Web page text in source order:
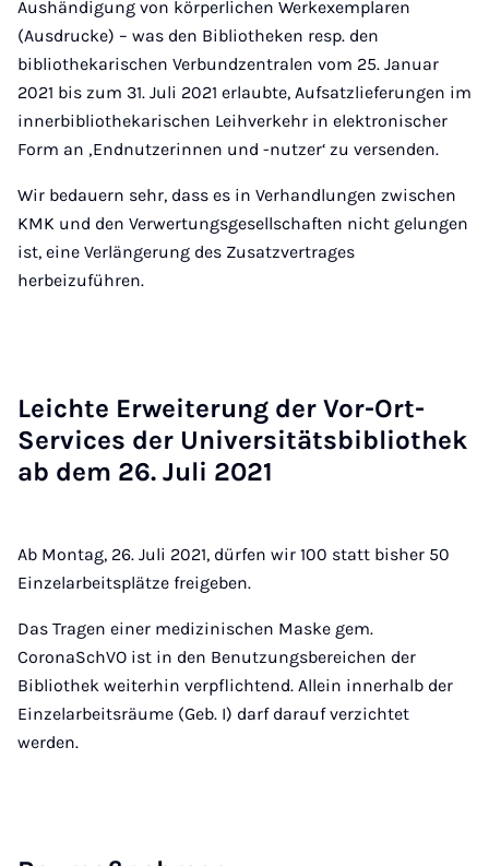
Aushändigung von körperlichen Werkexemplaren
(Ausdrucke) – was den Bibliotheken resp. den
bibliothekarischen Verbundzentralen vom 25. Januar
2021 bis zum 31. Juli 2021 erlaubte, Aufsatzlieferungen im
innerbibliothekarischen Leihverkehr in elektronischer
Form an ‚Endnutzerinnen und -nutzer‘ zu versenden.
Wir bedauern sehr, dass es in Verhandlungen zwischen
KMK und den Verwertungsgesellschaften nicht gelungen
ist, eine Verlängerung des Zusatzvertrages
herbeizuführen.
Leich­te Er­wei­te­rung der Vor-Ort-
Ser­vices der Uni­ver­si­täts­bi­blio­thek
ab dem 26. Ju­li 2021
Ab Montag, 26. Juli 2021, dürfen wir 100 statt bisher 50
Einzelarbeitsplätze freigeben.
Das Tragen einer medizinischen Maske gem.
CoronaSchVO ist in den Benutzungsbereichen der
Bibliothek weiterhin verpflichtend. Allein innerhalb der
Einzelarbeitsräume (Geb. I) darf darauf verzichtet
werden.